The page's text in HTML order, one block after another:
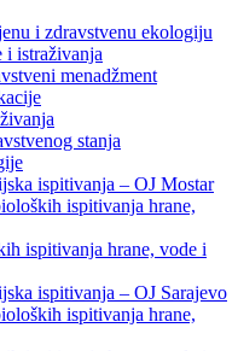
i zdravstvenu ekologiju
i istraživanja
menadžment
stanja
ispitivanja – OJ Mostar
ispitivanja hrane,
ispitivanja hrane, vode i
ispitivanja – OJ Sarajevo
ispitivanja hrane,